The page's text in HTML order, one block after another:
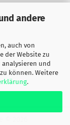
andere
auch von
der Website zu
analysieren und
können. Weitere
.